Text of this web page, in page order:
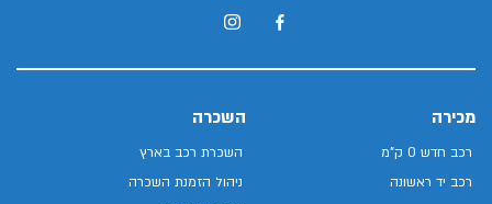
מכירה
רכב חדש 0 ק"מ
רכב יד ראשונה
השכרה
השכרת רכב בארץ
ניהול הזמנת השכרה